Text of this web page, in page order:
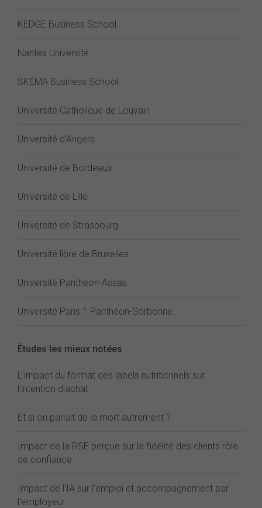
KEDGE Business School
Nantes Université
SKEMA Business School
Université Catholique de Louvain
Université d'Angers
Université de Bordeaux
Université de Lille
Université de Strasbourg
Université libre de Bruxelles
Université Panthéon-Assas
Université Paris 1 Panthéon-Sorbonne
Études les mieux notées
L'impact du format des labels nutritionnels sur
l'intention d'achat
Et si on parlait de la mort autrement ?
Impact de la RSE perçue sur la fidélité des clients rôle
de confiance
Impact de l'IA sur l'emploi et accompagnement par
l'employeur